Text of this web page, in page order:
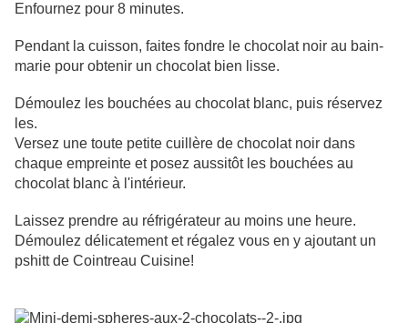
Enfournez pour 8 minutes.
Pendant la cuisson, faites fondre le chocolat noir au bain-
marie pour obtenir un chocolat bien lisse.
Démoulez les bouchées au chocolat blanc, puis réservez
les.
Versez une toute petite cuillère de chocolat noir dans
chaque empreinte et posez aussitôt les bouchées au
chocolat blanc à l'intérieur.
Laissez prendre au réfrigérateur au moins une heure.
Démoulez délicatement et régalez vous en y ajoutant un
pshitt de Cointreau Cuisine!